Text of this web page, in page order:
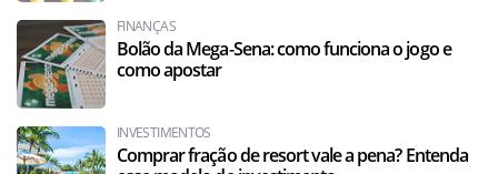
FINANÇAS
Bolão da Mega-Sena: como funciona o jogo e
como apostar
INVESTIMENTOS
Comprar fração de resort vale a pena? Entenda